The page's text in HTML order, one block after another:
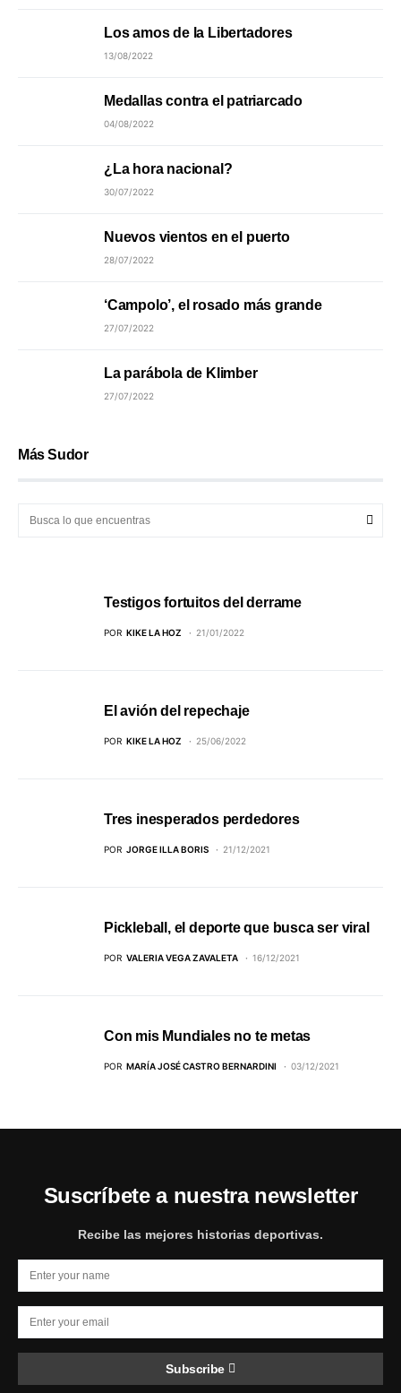
Los amos de la Libertadores
13/08/2022
Medallas contra el patriarcado
04/08/2022
¿La hora nacional?
30/07/2022
Nuevos vientos en el puerto
28/07/2022
‘Campolo’, el rosado más grande
27/07/2022
La parábola de Klimber
27/07/2022
Más Sudor
Testigos fortuitos del derrame
POR KIKE LA HOZ 21/01/2022
El avión del repechaje
POR KIKE LA HOZ 25/06/2022
Tres inesperados perdedores
POR JORGE ILLA BORIS 21/12/2021
Pickleball, el deporte que busca ser viral
POR VALERIA VEGA ZAVALETA 16/12/2021
Con mis Mundiales no te metas
POR MARÍA JOSÉ CASTRO BERNARDINI 03/12/2021
Suscríbete a nuestra newsletter
Recibe las mejores historias deportivas.
Subscribe